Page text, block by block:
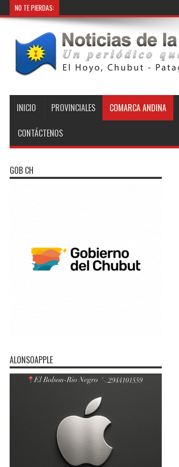
NO TE PIERDAS:
INICIO PROVINCIALES COMARCA ANDINA
CONTÁCTENOS
GOB CH
ALONSOAPPLE